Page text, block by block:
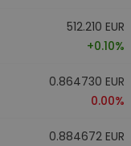
512.210 EUR
+0.10%
0.864730 EUR
0.00%
0.884672 EUR